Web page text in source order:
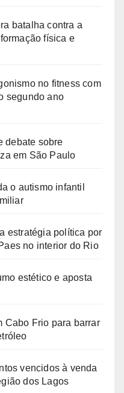
batalha contra a
física e
no fitness com
segundo ano
debate sobre
em São Paulo
o autismo infantil
estratégia política por
no interior do Rio
estético e aposta
Cabo Frio para barrar
vencidos à venda
dos Lagos